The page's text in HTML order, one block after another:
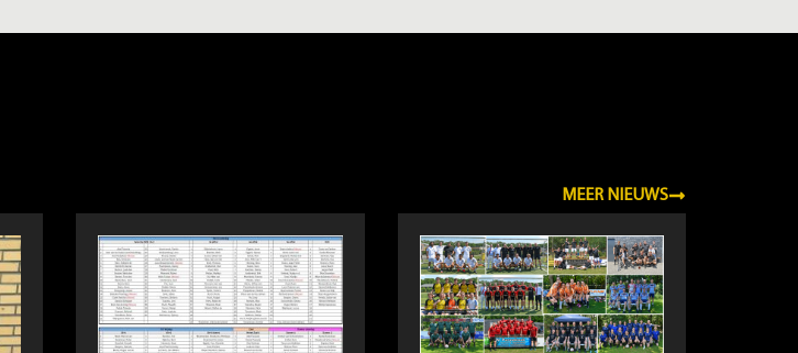
MEER NIEUWS